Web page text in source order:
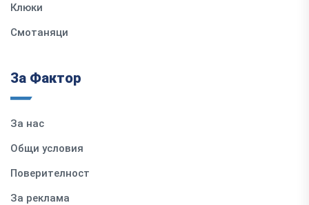
Клюки
Смотаняци
За Фактор
За нас
Общи условия
Поверителност
За реклама